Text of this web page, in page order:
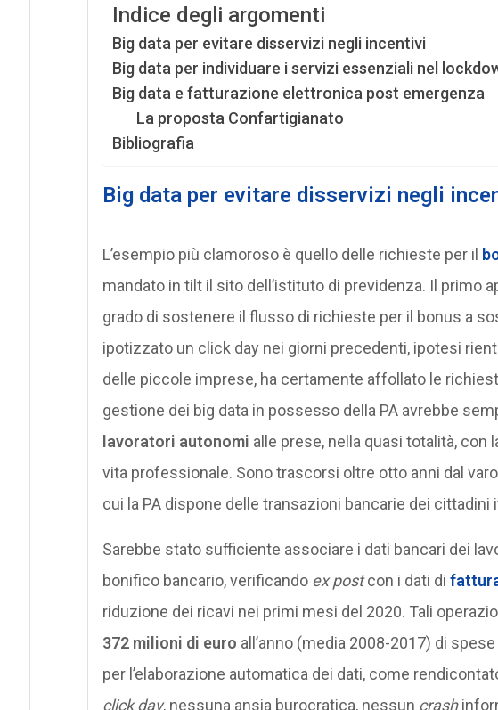
Indice degli argomenti
Big data per evitare disservizi negli incentivi
Big data per individuare i servizi essenziali nel
Big data e fatturazione elettronica post emergenza
La proposta Confartigianato
Bibliografia
Big data per evitare disservizi negli
L’esempio più clamoroso è quello delle richieste per il
mandato in tilt il sito dell’istituto di previdenza. Il primo
grado di sostenere il flusso di richieste per il bonus a
ipotizzato un click day nei giorni precedenti, ipotesi
delle piccole imprese, ha certamente affollato le
gestione dei big data in possesso della PA avrebbe
lavoratori autonomi alle prese, nella quasi totalità,
vita professionale. Sono trascorsi oltre otto anni dal
cui la PA dispone delle transazioni bancarie dei cittadini
Sarebbe stato sufficiente associare i dati bancari dei
bonifico bancario, verificando ex postcon i dati di
riduzione dei ricavi nei primi mesi del 2020. Tali
372 milioni di euro all’anno (media 2008-2017) di
per l’elaborazione automatica dei dati, come
click day, nessuna ansia burocratica, nessun crash